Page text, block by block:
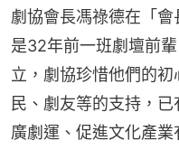
劇協會長馮祿德在「
是32年前一班劇壇前
立，劇協珍惜他們的
民、劇友等的支持，
廣劇運、促進文化產